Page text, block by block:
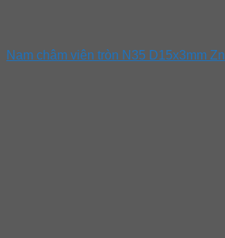
Nam châm viên tròn N35 D15x3mm Zn